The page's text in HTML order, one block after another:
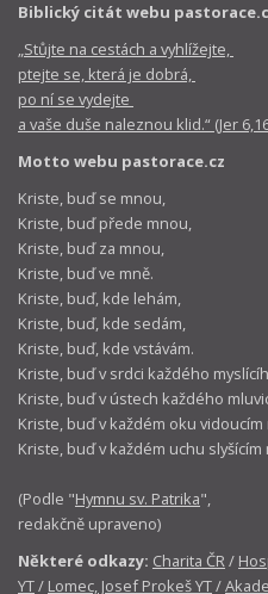
Biblický citát webu
„Stůjte na cestách a vyhlížejte,
ptejte se, která je dobrá,
po ní se vydejte
a vaše duše naleznou klid.“ (Jer
Motto webu pastorace.cz
Kriste, buď se mnou,
Kriste, buď přede mnou,
Kriste, buď za mnou,
Kriste, buď ve mně.
Kriste, buď, kde lehám,
Kriste, buď, kde sedám,
Kriste, buď, kde vstávám.
Kriste, buď v srdci každého
Kriste, buď v ústech každého
Kriste, buď v každém oku vidoucím
Kriste, buď v každém uchu slyšícím
(Podle "Hymnu sv. Patrika",
redakčně upraveno)
Některé odkazy: Charita ČR/
YT/ Lomec, Josef Prokeš YT/